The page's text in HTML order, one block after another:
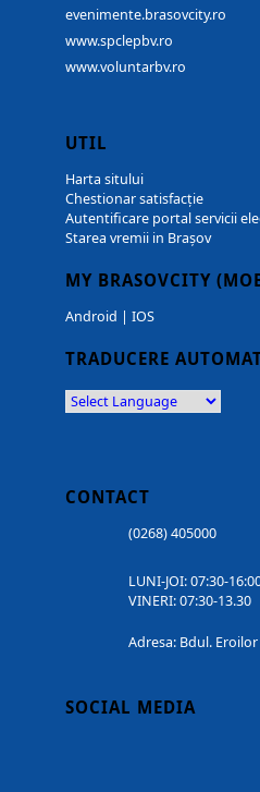
evenimente.brasovcity.ro
www.spclepbv.ro
www.voluntarbv.ro
UTIL
Harta sitului
Chestionar satisfacție
Autentificare portal servicii
Starea vremii in Brașov
MY BRASOVCITY
Android | IOS
TRADUCERE
CONTACT
(0268) 405000
LUNI-JOI: 07:30-
VINERI: 07:30-13.30
Adresa: Bdul.
SOCIAL MEDIA